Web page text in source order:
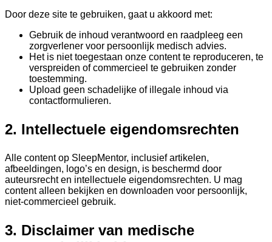
Door deze site te gebruiken, gaat u akkoord met:
Gebruik de inhoud verantwoord en raadpleeg een
zorgverlener voor persoonlijk medisch advies.
Het is niet toegestaan ​​onze content te reproduceren, te
verspreiden of commercieel te gebruiken zonder
toestemming.
Upload geen schadelijke of illegale inhoud via
contactformulieren.
2. Intellectuele eigendomsrechten
Alle content op SleepMentor, inclusief artikelen,
afbeeldingen, logo’s en design, is beschermd door
auteursrecht en intellectuele eigendomsrechten. U mag
content alleen bekijken en downloaden voor persoonlijk,
niet-commercieel gebruik.
3. Disclaimer van medische